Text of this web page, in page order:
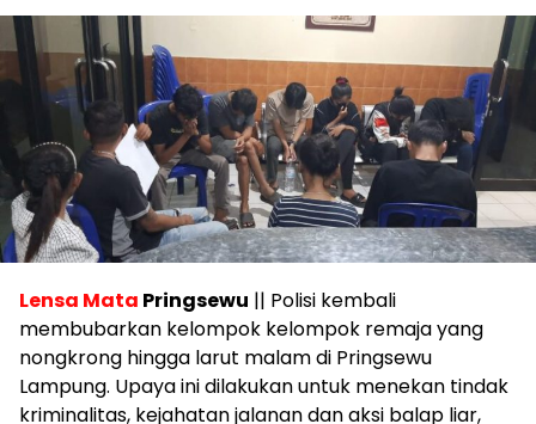
Lensa Mata Pringsewu || Polisi kembali
membubarkan kelompok kelompok remaja yang
nongkrong hingga larut malam di Pringsewu
Lampung. Upaya ini dilakukan untuk menekan tindak
kriminalitas, kejahatan jalanan dan aksi balap liar,